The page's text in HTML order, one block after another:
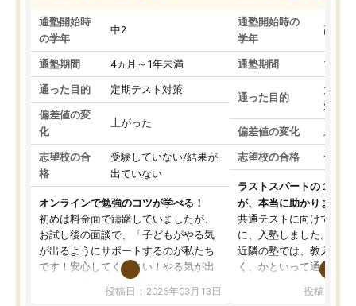
通塾開始時
の学年
中2
通塾期間 4ヵ月～1年未満
通った目的 定期テスト対策
偏差値の変
化
上がった
志望校の合
格
受験していない/結果が
出ていない
オンラインで勉強のコツが学べる！
初めは料金面で躊躇していましたが、
お試し後の面談で、「子どもがやる気
が出るようにサポートするのが私たち
です！安心してください！やる気が出
ないのは私たち講師の責任です」と言
ってくださり、確かに！と考えて、思
投稿日：2026年03月13日
通塾開始時の
学年
高3
通塾期間 1～3
通った目的
大学
対策
偏差値の変化 上が
志望校の合格 合格
ラストスパートの１か月
が、本当に助かりました
共通テストに向けての追
に、入塾しました。田舎
近隣の塾では、教えても
く、かといって通うには
可能なので本当に助か
投稿日：